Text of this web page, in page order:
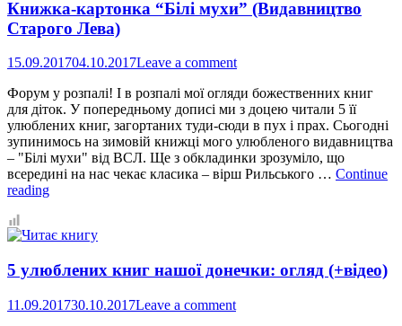
Лева)
Книжка-картонка “Білі мухи” (Видавництво
Старого Лева)
15.09.201704.10.2017Leave a comment
Форум у розпалі! І в розпалі мої огляди божественних книг
для діток. У попередньому дописі ми з доцею читали 5 її
улюблених книг, загортаних туди-сюди в пух і прах. Сьогодні
зупинимось на зимовій книжці мого улюбленого видавництва
– "Білі мухи" від ВСЛ. Ще з обкладинки зрозуміло, що
всередині на нас чекає класика – вірш Рильського … Continue
readingКнижка-
мухи”
Старого
5 улюблених книг нашої донечки: огляд (+відео)
11.09.201730.10.2017Leave a comment